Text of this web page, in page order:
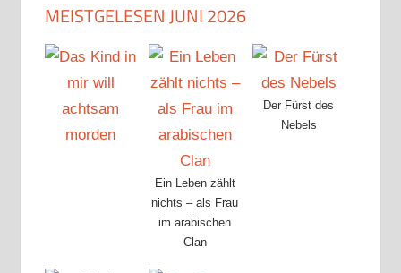
MEISTGELESEN JUNI 2026
Ein Leben zählt
nichts – als Frau
im arabischen
Clan
Der Fürst des
Nebels